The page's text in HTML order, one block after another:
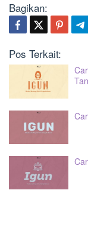
Bagikan:
Pos Terkait: